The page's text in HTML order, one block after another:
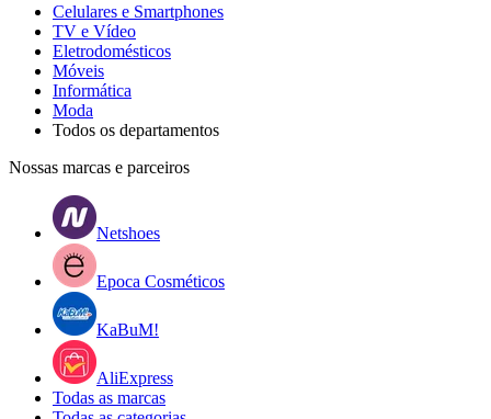
Celulares e Smartphones
TV e Vídeo
Eletrodomésticos
Móveis
Informática
Moda
Todos os departamentos
Nossas marcas e parceiros
Netshoes
Epoca Cosméticos
KaBuM!
AliExpress
Todas as marcas